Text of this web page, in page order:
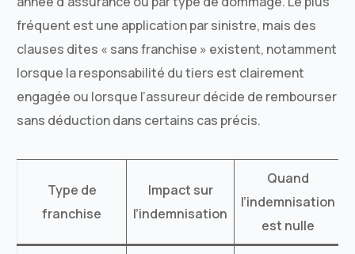
fréquent est une application par sinistre, mais des
clauses dites « sans franchise » existent, notamment
lorsque la responsabilité du tiers est clairement
engagée ou lorsque l’assureur décide de rembourser
sans déduction dans certains cas précis.
Type de
franchise
Impact sur
l’indemnisation
Quand
l’indemnisation
est nulle